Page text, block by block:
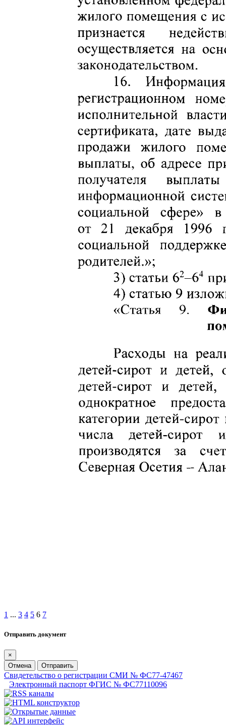
1 ... 3 4 5 6 7
Отправить документ
×
Отмена
Отправить
Свидетельство о регистрации СМИ № ФС77-47467
Электронный паспорт ФГИС № ФС77110096